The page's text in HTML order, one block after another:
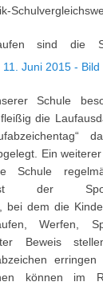
sind die
Schule
die
Ein weiterer
Schule
der
bei dem die
Werfen,
Beweis
können im